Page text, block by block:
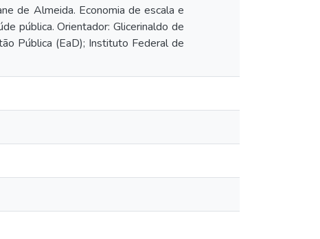
de Almeida. Economia de escala e
pública. Orientador: Glicerinaldo de
Pública (EaD); Instituto Federal de